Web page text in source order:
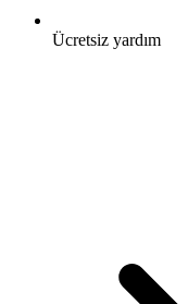
Ücretsiz yardım